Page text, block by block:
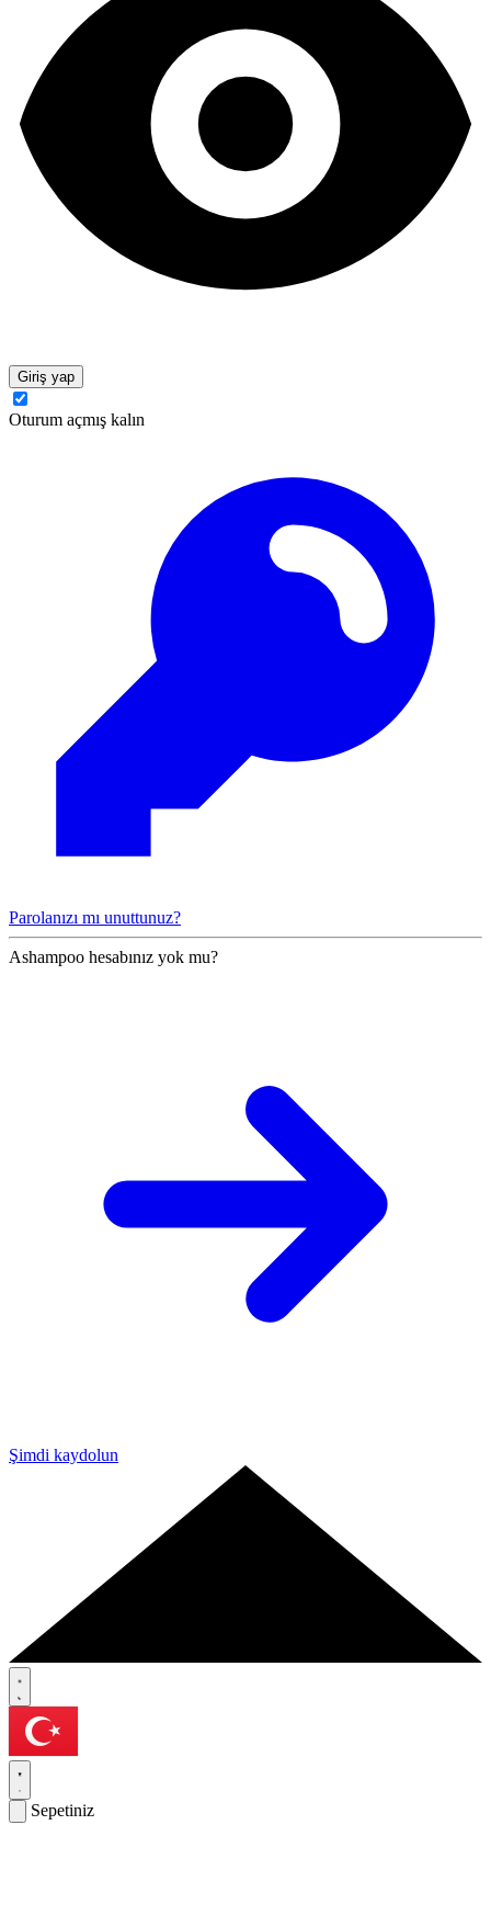
Giriş yap
Oturum açmış kalın
Parolanızı mı unuttunuz?
Ashampoo hesabınız yok mu?
Şimdi kaydolun
Sepetiniz